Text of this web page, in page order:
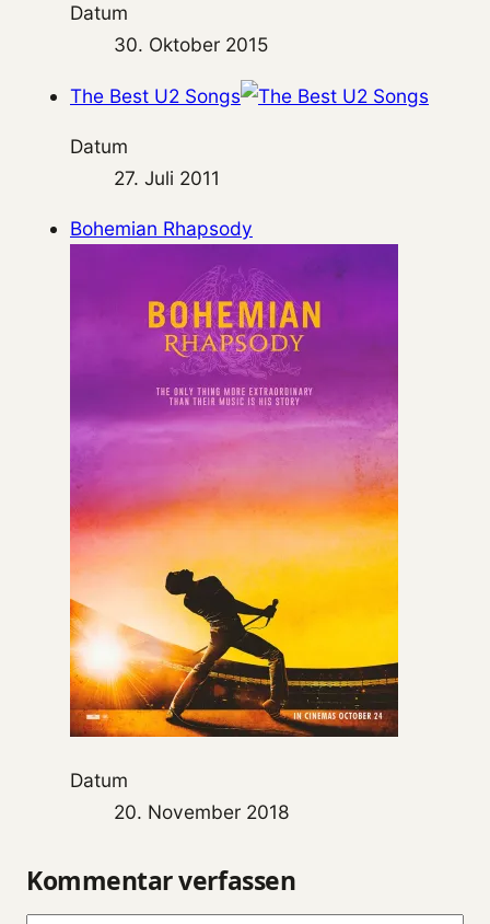
Datum
30. Oktober 2015
The Best U2 Songs
Datum
27. Juli 2011
Bohemian Rhapsody
Datum
20. November 2018
Kommentar verfassen